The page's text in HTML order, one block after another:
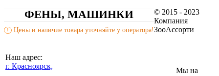
ФЕНЫ, МАШИНКИ
! Цены и наличие товара уточняйте у оператора!
© 2015 - 2023
Компания
ЗооАссорти
Наш адрес:
г. Красноярск,
Мы на